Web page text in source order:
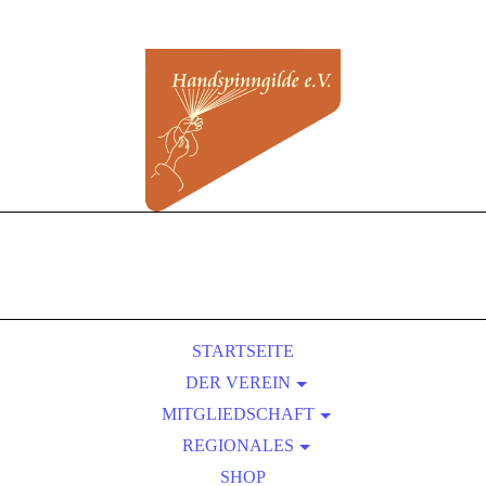
STARTSEITE
DER VEREIN
ÜBER UNS
SATZUNG
PRESSEBEREICH
MITGLIEDSCHAFT
BEITRITT
VORTEILE EINER MITGLIEDSCHAFT
REGIONALES
KURSLEITER-VERZEICHNIS
SHOP